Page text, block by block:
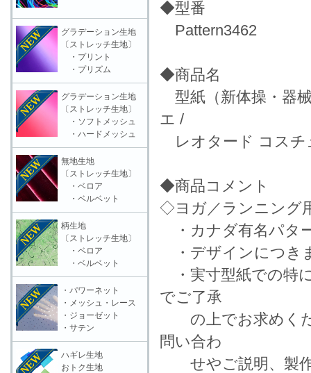
◆型番
Pattern3462
◆商品名
型紙（新体操・器
エ /
レオタード コスチ
◆商品コメント
◇ヨガ／ランニン
・カナダ有名パタ
・デザインにつき
・実寸型紙での特
でご了承
の上でお求めくだ
問い合わ
せやご説明、製作
グラデーション生地
〔ストレッチ生地〕
・プリント
・プリズム
グラデーション生地
〔ストレッチ生地〕
・ソフトメッシュ
・ハードメッシュ
無地生地
〔ストレッチ生地〕
・ベロア
・ベルベット
柄生地
〔ストレッチ生地〕
・ベロア
・ベルベット
・パワーネット
・メッシュ・レース
・ジョーゼット
・サテン
ハギレ生地
おトク生地